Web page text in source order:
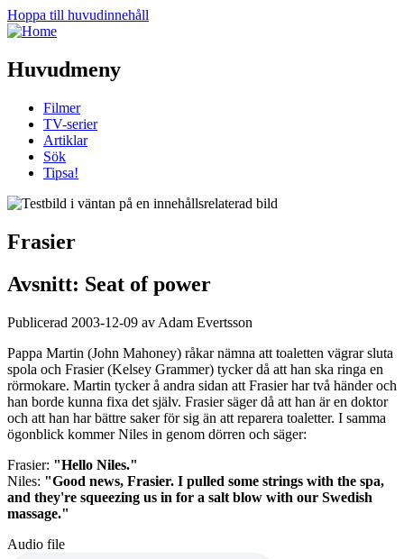
Hoppa till huvudinnehåll
Huvudmeny
Filmer
TV-serier
Artiklar
Sök
Tipsa!
Frasier
Avsnitt: Seat of power
Publicerad 2003-12-09 av Adam Evertsson
Pappa Martin (John Mahoney) råkar nämna att toaletten vägrar sluta
spola och Frasier (Kelsey Grammer) tycker då att han ska ringa en
rörmokare. Martin tycker å andra sidan att Frasier har två händer och
han borde kunna fixa det själv. Frasier säger då att han är en doktor
och att han har bättre saker för sig än att reparera toaletter. I samma
ögonblick kommer Niles in genom dörren och säger:
Frasier: "Hello Niles."
Niles: "Good news, Frasier. I pulled some strings with the spa,
and they're squeezing us in for a salt blow with our Swedish
massage."
Audio file